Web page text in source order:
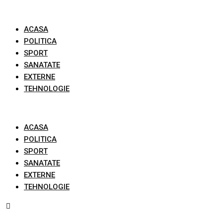
contentACASA
POLITICA
SPORT
SANATATE
EXTERNE
TEHNOLOGIE
ACASA
POLITICA
SPORT
SANATATE
EXTERNE
TEHNOLOGIE